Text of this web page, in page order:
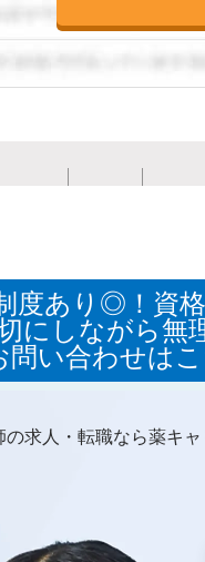
あり◎！資
にしながら無
問い合わせは
の求人・転職なら薬キ